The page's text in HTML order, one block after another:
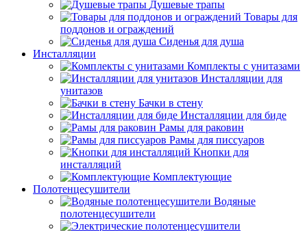
Душевые трапы
Товары для
поддонов и ограждений
Сиденья для душа
Инсталляции
Комплекты с унитазами
Инсталляции для
унитазов
Бачки в стену
Инсталляции для биде
Рамы для раковин
Рамы для писсуаров
Кнопки для
инсталляций
Комплектующие
Полотенцесушители
Водяные
полотенцесушители